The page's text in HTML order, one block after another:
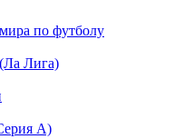
по футболу
Лига)
А)